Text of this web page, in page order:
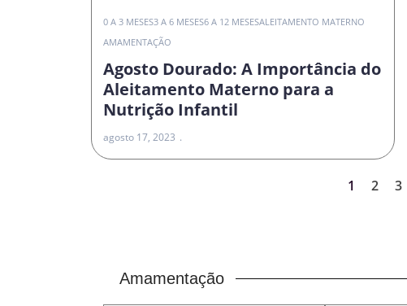
0 A 3 MESES3 A 6 MESES6 A 12 MESESALEITAMENTO MATERNO
AMAMENTAÇÃO
Agosto Dourado: A Importância do
Aleitamento Materno para a
Nutrição Infantil
agosto 17, 2023
1 2 3
Amamentação